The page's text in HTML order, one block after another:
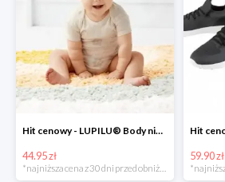
Hit cenowy - LUPILU® Body niemowlęce z biobawełny, z krótkim rękawem, 5 sztuk
44.95 zł
*najniższa cena z 30 dni przed obniżką
59.90 zł